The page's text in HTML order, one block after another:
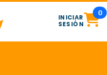
INICIAR
SESIÓN
0